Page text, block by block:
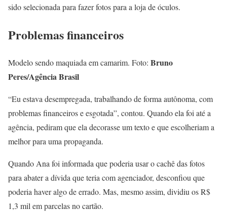
sido selecionada para fazer fotos para a loja de óculos.
Problemas financeiros
Modelo sendo maquiada em camarim. Foto: Bruno
Peres/Agência Brasil
“Eu estava desempregada, trabalhando de forma autônoma, com
problemas financeiros e esgotada”, contou. Quando ela foi até a
agência, pediram que ela decorasse um texto e que escolheriam a
melhor para uma propaganda.
Quando Ana foi informada que poderia usar o cachê das fotos
para abater a dívida que teria com agenciador, desconfiou que
poderia haver algo de errado. Mas, mesmo assim, dividiu os R$
1,3 mil em parcelas no cartão.